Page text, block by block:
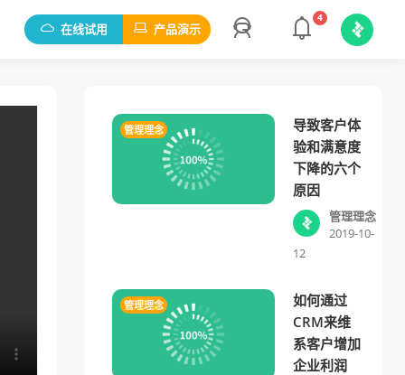
在线试用 产品演示
4
管理理念
导致客户体
验和满意度
下降的六个
原因
管理理念
2019-10-
12
管理理念
如何通过
CRM来维
系客户增加
企业利润